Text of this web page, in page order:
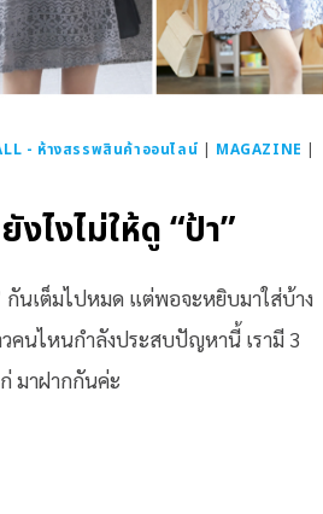
- ห้างสรรพสินค้าออนไลน์ | MAGAZINE |
ไงไม่ให้ดู “ป้า”
นเต็มไปหมด แต่พอจะหยิบมาใส่บ้าง
คนไหนกำลังประสบปัญหานี้ เรามี 3
มาฝากกันค่ะ